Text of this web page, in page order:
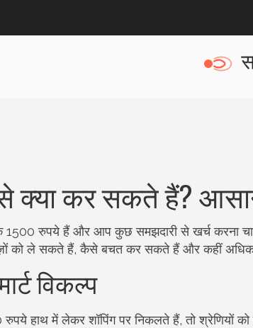
क्या कर सकते हैं?
रुपये हैं और आप कुछ समझदारी से खर्च करना
को ले सकते हैं, कैसे बचत कर सकते हैं और कहीं अधिक
विकल्प
हाथ में लेकर शॉपिंग पर निकलते हैं, तो श्रेणियों